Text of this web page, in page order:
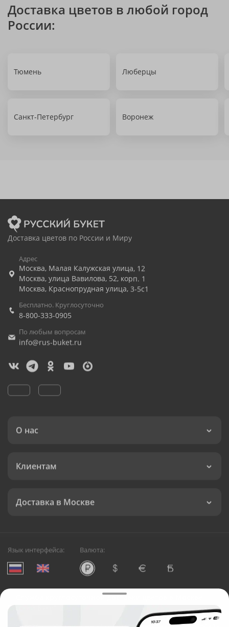
Доставка цветов в любой город
России:
Тюмень Люберцы
Санкт-Петербург Воронеж
Доставка цветов по России и Миру
Адрес
Москва, Малая Калужская улица, 12
Москва, улица Вавилова, 52, корп. 1
Москва, Краснопрудная улица, 3-5с1
Бесплатно. Круглосуточно
8-800-333-0905
По любым вопросам
info@rus-buket.ru
О нас
Клиентам
Доставка в Москве
Язык интерфейса: Валюта:
Служба круглосуточной доставки цветов в Москве
Русский Букет, 2026